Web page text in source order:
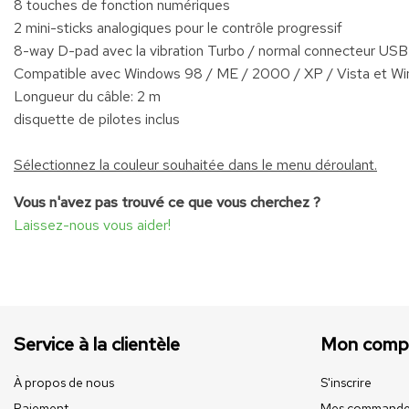
8 touches de fonction numériques
2 mini-sticks analogiques pour le contrôle progressif
8-way D-pad avec la vibration Turbo / normal connecteur
Compatible avec Windows 98 / ME / 2000 / XP / Vista et
Longueur du câble: 2 m
disquette de pilotes inclus
Sélectionnez la couleur souhaitée dans le menu déroulant.
Vous n'avez pas trouvé ce que vous cherchez ?
Laissez-nous vous aider!
Service à la clientèle
À propos de nous
Mon
S'inscrire